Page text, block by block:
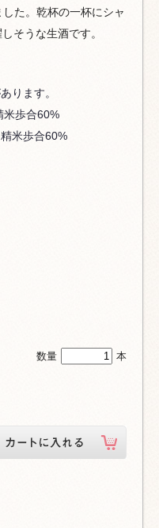
た。乾杯の一杯にシャ
そうな生酒です。
ります。
歩合60%
歩合60%
数量 本